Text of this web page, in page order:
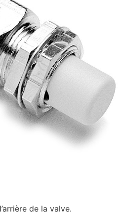
de la valve.